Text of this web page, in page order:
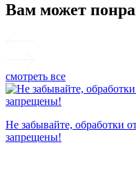
Вам может
смотреть все
Не забывайте, обработки
запрещены!